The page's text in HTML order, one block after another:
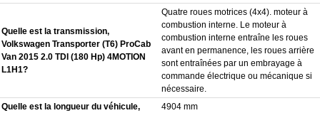
Quelle est la transmission,
Volkswagen Transporter (T6) ProCab
Van 2015 2.0 TDI (180 Hp) 4MOTION
L1H1?
Quatre roues motrices (4x4). moteur à
combustion interne. Le moteur à
combustion interne entraîne les roues
avant en permanence, les roues arrière
sont entraînées par un embrayage à
commande électrique ou mécanique si
nécessaire.
Quelle est la longueur du véhicule,
4904 mm